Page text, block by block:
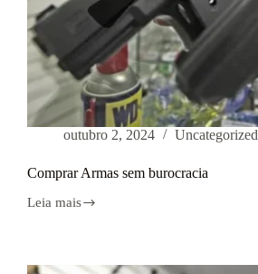
outubro 2, 2024 Uncategorized
Comprar Armas sem burocracia
Leia mais
Comprar